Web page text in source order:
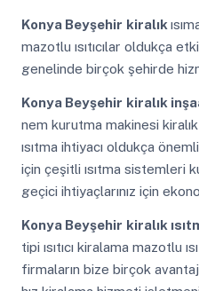
Konya Beyşehir kiralık
mazotlu ısıtıcılar oldukça
genelinde birçok şehirde
Konya Beyşehir kiralık
nem kurutma makinesi
ısıtma ihtiyacı oldukça
için çeşitli ısıtma sistemleri
geçici ihtiyaçlarınız için
Konya Beyşehir kiralık
tipi ısıtıcı kiralama mazotlu
firmaların bize birçok